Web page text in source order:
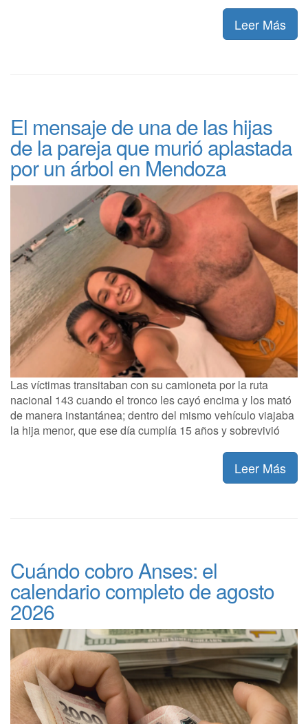
Leer Más
El mensaje de una de las hijas
de la pareja que murió aplastada
por un árbol en Mendoza
Las víctimas transitaban con su camioneta por la ruta
nacional 143 cuando el tronco les cayó encima y los mató
de manera instantánea; dentro del mismo vehículo viajaba
la hija menor, que ese día cumplía 15 años y sobrevivió
Leer Más
Cuándo cobro Anses: el
calendario completo de agosto
2026